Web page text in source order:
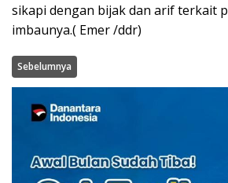
sikapi dengan bijak dan arif terkait
imbaunya.( Emer /ddr)
Sebelumnya